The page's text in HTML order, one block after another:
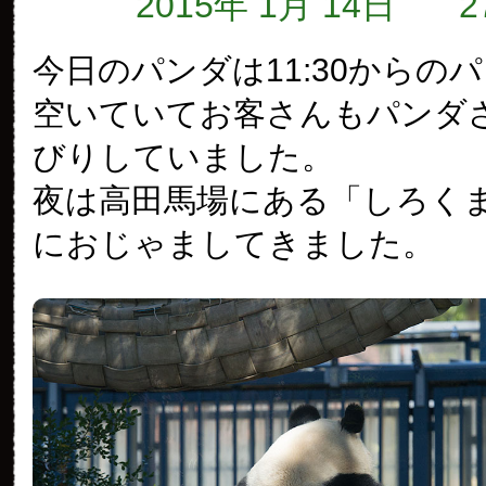
今日のパンダは11:30からの
空いていてお客さんもパンダ
びりしていました。
夜は高田馬場にある「しろく
におじゃましてきました。